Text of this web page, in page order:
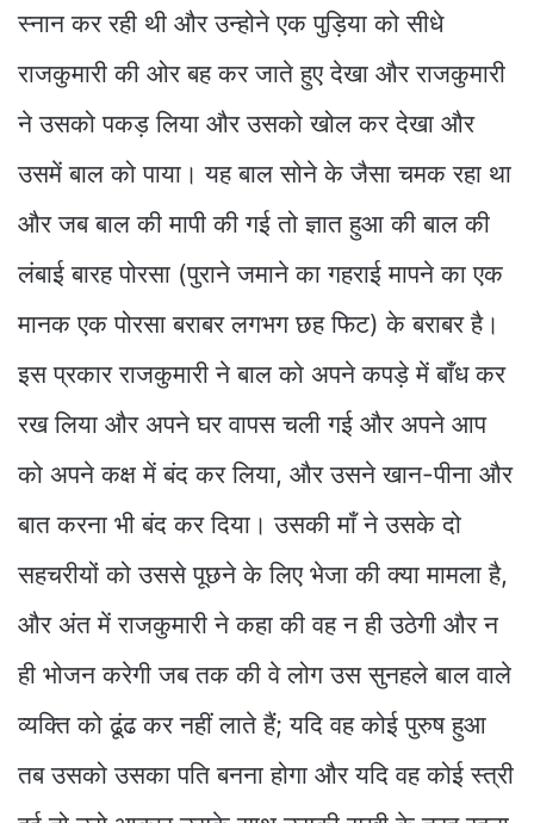
स्नान कर रही थी और उन्होने एक पुड़िया को सीधे
राजकुमारी की ओर बह कर जाते हुए देखा और राजकुमारी
ने उसको पकड़ लिया और उसको खोल कर देखा और
उसमें बाल को पाया। यह बाल सोने के जैसा चमक रहा था
और जब बाल की मापी की गई तो ज्ञात हुआ की बाल की
लंबाई बारह पोरसा (पुराने जमाने का गहराई मापने का एक
मानक एक पोरसा बराबर लगभग छह फिट) के बराबर है।
इस प्रकार राजकुमारी ने बाल को अपने कपड़े में बाँध कर
रख लिया और अपने घर वापस चली गई और अपने आप
को अपने कक्ष में बंद कर लिया, और उसने खान-पीना और
बात करना भी बंद कर दिया। उसकी माँ ने उसके दो
सहचरीयों को उससे पूछने के लिए भेजा की क्या मामला है,
और अंत में राजकुमारी ने कहा की वह न ही उठेगी और न
ही भोजन करेगी जब तक की वे लोग उस सुनहले बाल वाले
व्यक्ति को ढूंढ कर नहीं लाते हैं; यदि वह कोई पुरुष हुआ
तब उसको उसका पति बनना होगा और यदि वह कोई स्त्री